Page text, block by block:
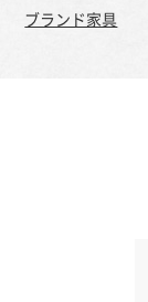
ブランド家具